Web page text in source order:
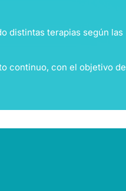
distintas terapias según las
continuo, con el objetivo de